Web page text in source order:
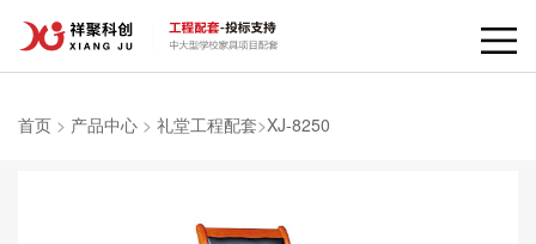
首页 > 产品中心 > 礼堂工程配套>XJ-8250